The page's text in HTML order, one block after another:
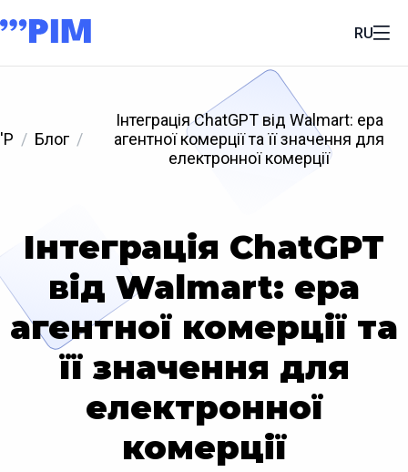
RU
'P Блог
Інтеграція ChatGPT від Walmart: ера
агентної комерції та її значення для
електронної комерції
Інтеграція ChatGPT
від Walmart: ера
агентної комерції та
її значення для
електронної
комерції